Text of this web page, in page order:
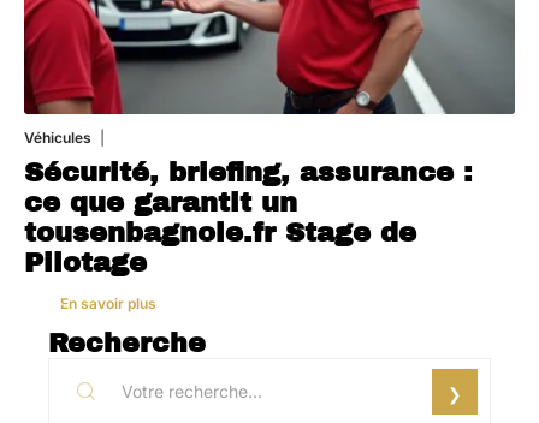
Véhicules
Sécurité, briefing, assurance :
ce que garantit un
tousenbagnole.fr Stage de
Pilotage
En savoir plus
Recherche